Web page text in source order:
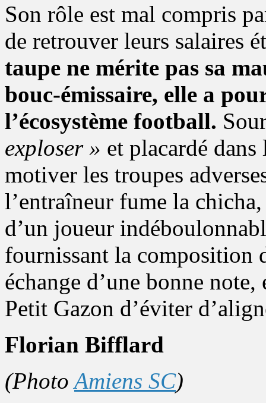
Son rôle est mal compris
de retrouver leurs salaires
taupe ne mérite pas sa
bouc-émissaire, elle a
l’écosystème football.
exploser » et placardé
motiver les troupes
l’entraîneur fume la
d’un joueur
fournissant la composition
échange d’une bonne
Petit Gazon d’éviter
Florian Bifflard
(PhotoAmiens SC)